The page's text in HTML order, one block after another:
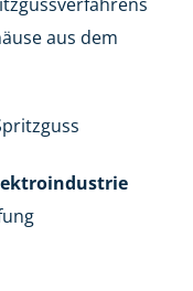
aus dem